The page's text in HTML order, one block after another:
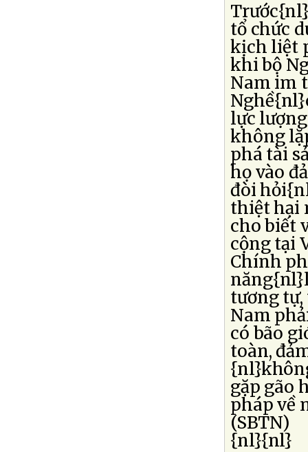
tổ chức
kịch liệt
khi bộ
Nam im
lực
không
phá tài
họ vào
đòi
thiệt hại
cho biết
cộng tại
Chính
tương tự,
Nam
có bão
toàn,
gặp gão
pháp về
(SBTN)
{nl}{nl}